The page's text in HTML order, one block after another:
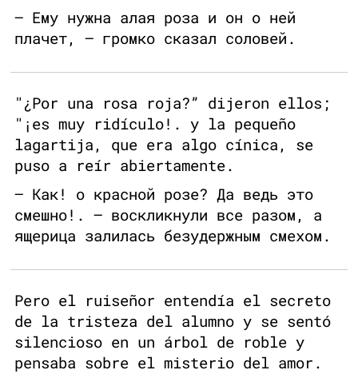
— Ему нужна алая роза и он о ней
плачет, — громко сказал соловей.
"¿Por una rosa roja?” dijeron ellos;
"¡es muy ridículo!. y la pequeño
lagartija, que era algo cínica, se
puso a reír abiertamente.
— Как! о красной розе? Да ведь это
смешно!. — воскликнули все разом, а
ящерица залилась безудержным смехом.
Pero el ruiseñor entendía el secreto
de la tristeza del alumno y se sentó
silencioso en un árbol de roble y
pensaba sobre el misterio del amor.